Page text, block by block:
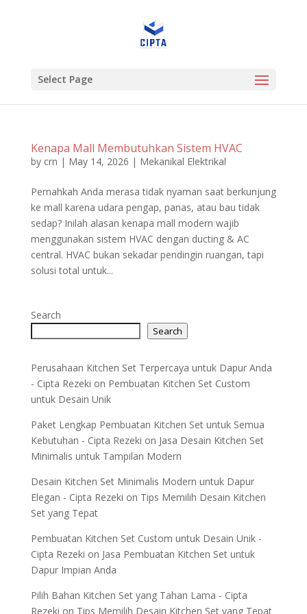
Select Page
Kenapa Mall Membutuhkan Sistem HVAC
by crn | May 14, 2026 | Mekanikal Elektrikal
Pernahkah Anda merasa tidak nyaman saat berkunjung
ke mall karena udara pengap, panas, atau bau tidak
sedap? Inilah alasan kenapa mall modern wajib
menggunakan sistem HVAC dengan ducting & AC
central. HVAC bukan sekadar pendingin ruangan, tapi
solusi total untuk...
Search
Search
Perusahaan Kitchen Set Terpercaya untuk Dapur Anda
- Cipta Rezeki on Pembuatan Kitchen Set Custom
untuk Desain Unik
Paket Lengkap Pembuatan Kitchen Set untuk Semua
Kebutuhan - Cipta Rezeki on Jasa Desain Kitchen Set
Minimalis untuk Tampilan Modern
Desain Kitchen Set Minimalis Modern untuk Dapur
Elegan - Cipta Rezeki on Tips Memilih Desain Kitchen
Set yang Tepat
Pembuatan Kitchen Set Custom untuk Desain Unik -
Cipta Rezeki on Jasa Pembuatan Kitchen Set untuk
Dapur Impian Anda
Pilih Bahan Kitchen Set yang Tahan Lama - Cipta
Rezeki on Tips Memilih Desain Kitchen Set yang Tepat